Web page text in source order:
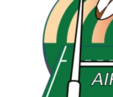
RAMBLING SOCIETY